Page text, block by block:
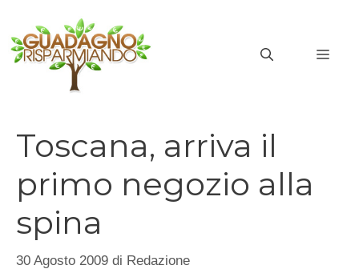
contenuto
Toscana, arriva il
primo negozio alla
spina
30 Agosto 2009 di Redazione